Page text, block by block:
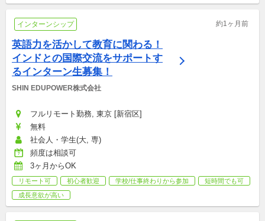
インターンシップ 約1ヶ月前
英語力を活かして教育に関わる！
インドとの国際交流をサポートす
るインターン生募集！
SHIN EDUPOWER株式会社
フルリモート勤務, 東京 [新宿区]
無料
社会人・学生(大, 専)
頻度は相談可
3ヶ月からOK
リモート可 初心者歓迎 学校/仕事終わりから参加
短時間でも可
成長意欲が高い